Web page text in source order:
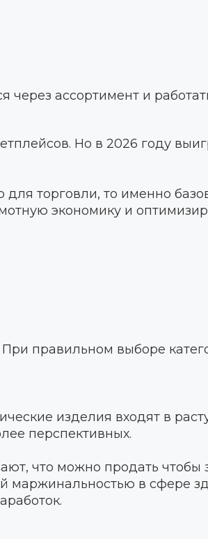
через ассортимент и
Но в 2026 году
торговли, то именно
экономику и
правильном выборе
изделия входят в
перспективных.
что можно продать чтобы
маржинальностью в сфере